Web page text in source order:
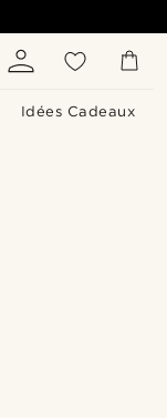
Idées Cadeaux